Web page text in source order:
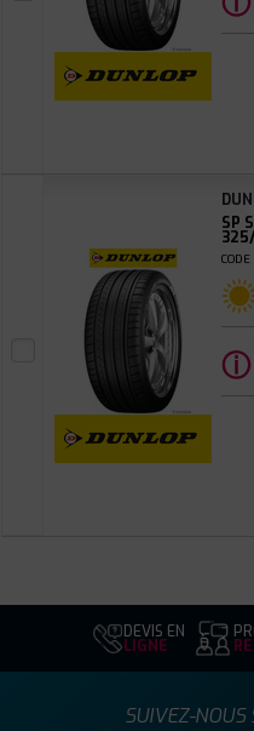
SP
ⓘ
DEVIS EN
LIGNE
SUIVEZ-NOUS